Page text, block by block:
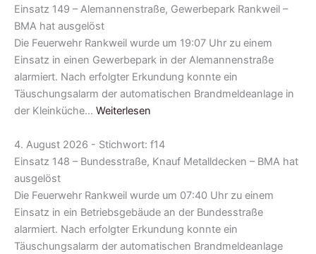
Einsatz 149 – Alemannenstraße, Gewerbepark Rankweil –
BMA hat ausgelöst
Die Feuerwehr Rankweil wurde um 19:07 Uhr zu einem
Einsatz in einen Gewerbepark in der Alemannenstraße
alarmiert. Nach erfolgter Erkundung konnte ein
Täuschungsalarm der automatischen Brandmeldeanlage in
der Kleinküche… Weiterlesen
4. August 2026 - Stichwort: f14
Einsatz 148 – Bundesstraße, Knauf Metalldecken – BMA hat
ausgelöst
Die Feuerwehr Rankweil wurde um 07:40 Uhr zu einem
Einsatz in ein Betriebsgebäude an der Bundesstraße
alarmiert. Nach erfolgter Erkundung konnte ein
Täuschungsalarm der automatischen Brandmeldeanlage